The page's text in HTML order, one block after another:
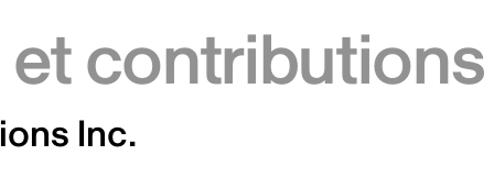
contributions
Inc.